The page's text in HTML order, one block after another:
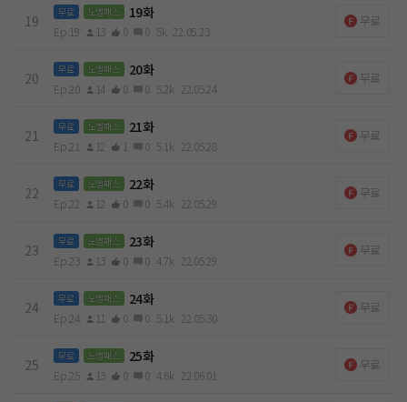
19
무료 노벨패스 19화
Ep.19 13 0 0 5k 22.05.23
무료
20
무료 노벨패스 20화
Ep.20 14 0 0 5.2k 22.05.24
무료
21
무료 노벨패스 21화
Ep.21 12 1 0 5.1k 22.05.28
무료
22
무료 노벨패스 22화
Ep.22 12 0 0 5.4k 22.05.29
무료
23
무료 노벨패스 23화
Ep.23 13 0 0 4.7k 22.05.29
무료
24
무료 노벨패스 24화
Ep.24 11 0 0 5.1k 22.05.30
무료
25
무료 노벨패스 25화
Ep.25 13 0 0 4.6k 22.06.01
무료